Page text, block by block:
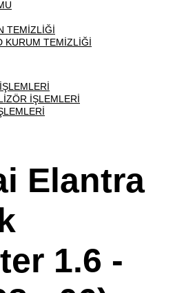
TEMİZLİĞİ
KURUM TEMİZLİĞİ
İŞLEMLERİ
Elantra
1.6 -